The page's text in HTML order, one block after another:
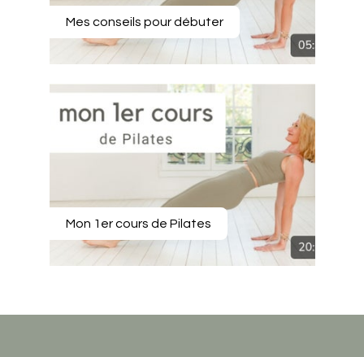
Mes conseils pour débuter
Mon 1er cours de Pilates